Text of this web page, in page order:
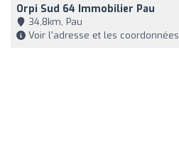
Orpi Sud 64 Immobilier Pau
34,8km, Pau
Voir l'adresse et les coordonnées